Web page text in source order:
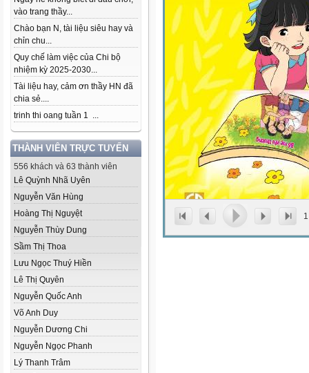
vào trang thầy...
Chào bạn N, tài liệu siêu hay và
chỉn chu...
Quy chế làm việc của Chi bộ
nhiệm kỳ 2025-2030...
Tài liệu hay, cảm ơn thầy HN đã
chia sẻ....
trinh thi oang tuần 1 ...
THÀNH VIÊN TRỰC TUYẾN
556 khách và 63 thành viên
Lê Quỳnh Nhã Uyên
Nguyễn Văn Hùng
Hoàng Thị Nguyệt
Nguyễn Thùy Dung
Sầm Thị Thoa
Lưu Ngọc Thuý Hiền
Lê Thị Quyên
Nguyễn Quốc Anh
Võ Anh Duy
Nguyễn Dương Chi
Nguyễn Ngọc Phanh
Lý Thanh Trâm
1